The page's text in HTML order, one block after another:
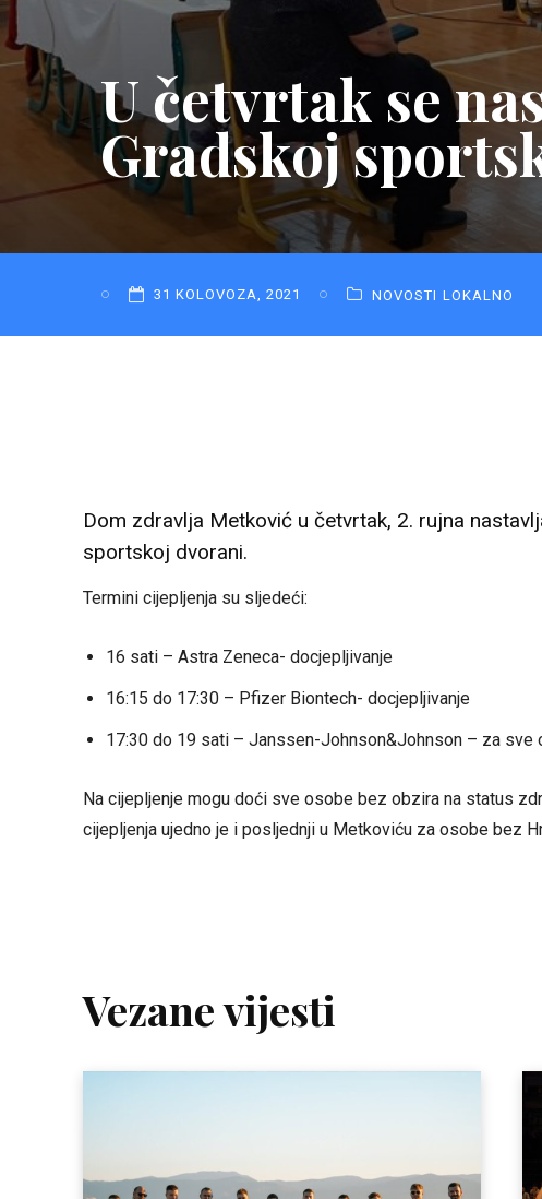
U četvrtak se
Gradskoj
31 KOLOVOZA, 2021 NOVOSTI LOKALNO
Dom zdravlja Metković u četvrtak, 2. rujna
sportskoj dvorani.
Termini cijepljenja su sljedeći:
16 sati – Astra Zeneca- docjepljivanje
16:15 do 17:30 – Pfizer Biontech- docjepljivanje
17:30 do 19 sati – Janssen-Johnson&Johnson – za
Na cijepljenje mogu doći sve osobe bez obzira na status
cijepljenja ujedno je i posljednji u Metkoviću za osobe bez
Vezane vijesti